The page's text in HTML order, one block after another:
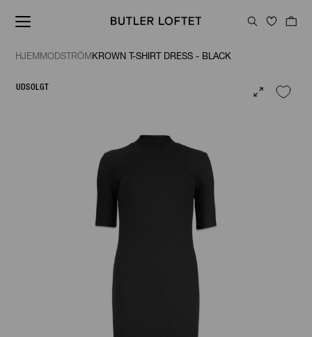
HJEMMODSTRÖMKROWN T-SHIRT DRESS - BLACK
UDSOLGT